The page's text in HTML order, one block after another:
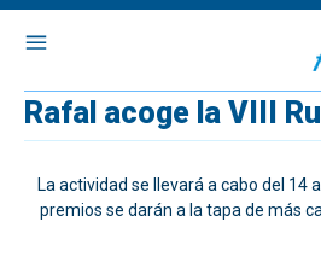
Rafal acoge la VIII
La actividad se llevará a cabo del 14
premios se darán a la tapa de más